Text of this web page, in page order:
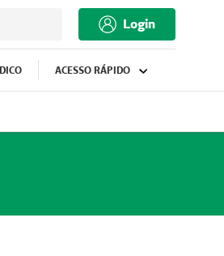
Login
ACESSO RÁPIDO